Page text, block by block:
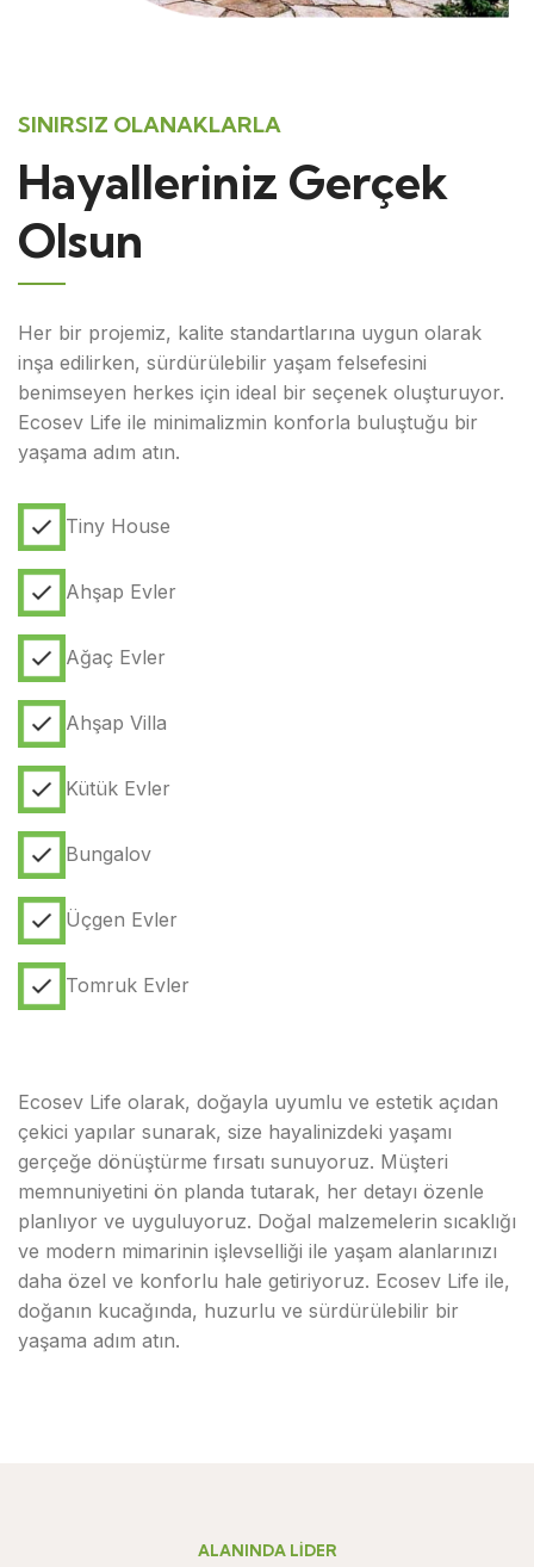
SINIRSIZ OLANAKLARLA
Hayalleriniz Gerçek
Olsun
Her bir projemiz, kalite standartlarına uygun olarak
inşa edilirken, sürdürülebilir yaşam felsefesini
benimseyen herkes için ideal bir seçenek oluşturuyor.
Ecosev Life ile minimalizmin konforla buluştuğu bir
yaşama adım atın.
Tiny House
Ahşap Evler
Ağaç Evler
Ahşap Villa
Kütük Evler
Bungalov
Üçgen Evler
Tomruk Evler
Ecosev Life olarak, doğayla uyumlu ve estetik açıdan
çekici yapılar sunarak, size hayalinizdeki yaşamı
gerçeğe dönüştürme fırsatı sunuyoruz. Müşteri
memnuniyetini ön planda tutarak, her detayı özenle
planlıyor ve uyguluyoruz. Doğal malzemelerin sıcaklığı
ve modern mimarinin işlevselliği ile yaşam alanlarınızı
daha özel ve konforlu hale getiriyoruz. Ecosev Life ile,
doğanın kucağında, huzurlu ve sürdürülebilir bir
yaşama adım atın.
ALANINDA LİDER